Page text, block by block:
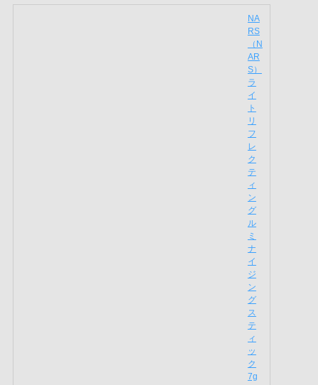
【資
生堂
認定
ショ
ッ
プ】S
HISEI
DO
メー
キャ
ッ
プ
カラ
ー＋
グロ
ウ
エン
ハン
サ
ー
レフ
ィ
ル・
本
体 7